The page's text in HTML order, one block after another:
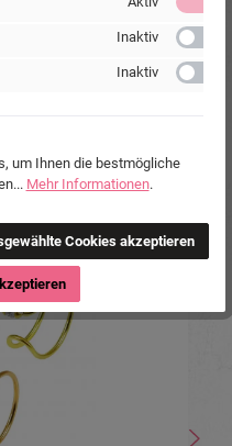
Inaktiv
Inaktiv
um Ihnen die bestmögliche
Mehr Informationen.
Cookies akzeptieren